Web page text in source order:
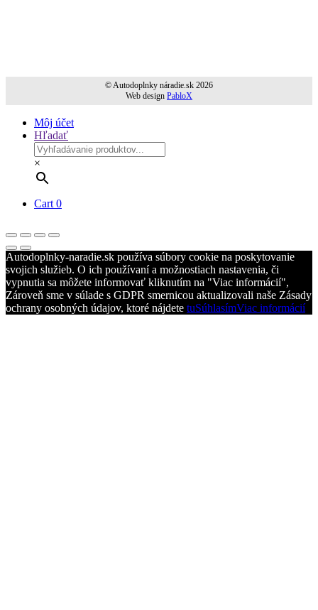
© Autodoplnky náradie.sk 2026
Web design PabloX
Môj účet
Hľadať
×
Cart 0
Autodoplnky-naradie.sk používa súbory cookie na poskytovanie
svojich služieb. O ich používaní a možnostiach nastavenia, či
vypnutia sa môžete informovať kliknutím na "Viac informácií",
Zároveň sme v súlade s GDPR smernicou aktualizovali naše Zásady
ochrany osobných údajov, ktoré nájdete tuSúhlasímViac informácií